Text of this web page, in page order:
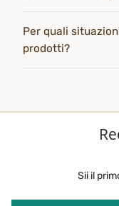
Per quali
prodotti?
Sii il